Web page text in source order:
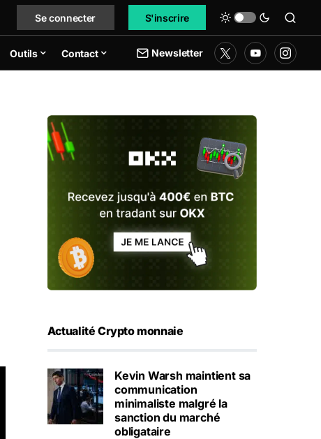
Se connecter S'inscrire
Outils Contact Newsletter
Actualité Crypto monnaie
Kevin Warsh maintient sa
communication
minimaliste malgré la
sanction du marché
obligataire